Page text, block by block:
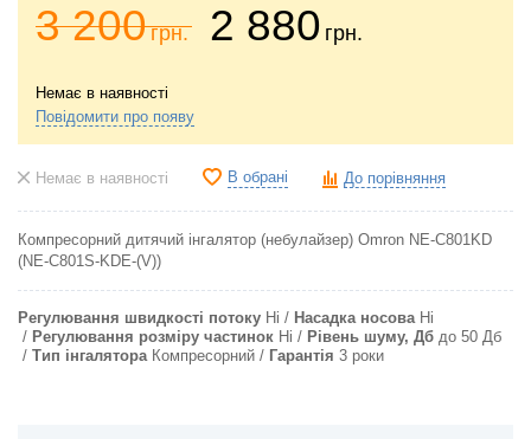
3 200грн. 2 880 грн.
Немає в наявності
Повідомити про появу
Немає в наявності В обрані До порівняння
Компресорний дитячий інгалятор (небулайзер) Omron NE-C801KD
(NE-C801S-KDE-(V))
Регулювання швидкості потоку Ні Насадка носова Ні
Регулювання розміру частинок Ні Рівень шуму, Дб до 50 Дб
Тип інгалятора Компресорний Гарантія 3 роки